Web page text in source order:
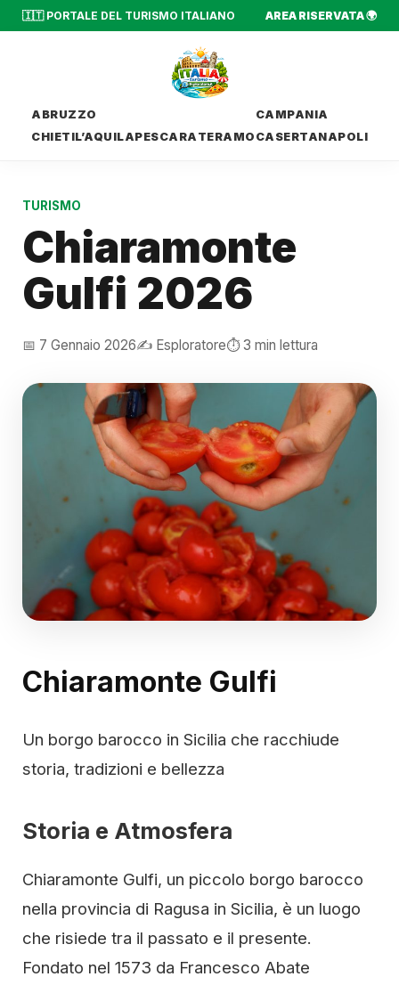
🇮🇹 PORTALE DEL TURISMO ITALIANO AREA RISERVATA 🌍
ABRUZZO
CHIETIL’AQUILAPESCARA TERAMO
CAMPANIA
CASERTANAPOLI
TURISMO
Chiaramonte
Gulfi 2026
📅 7 Gennaio 2026✍️ Esploratore⏱️ 3 min lettura
Chiaramonte Gulfi
Un borgo barocco in Sicilia che racchiude
storia, tradizioni e bellezza
Storia e Atmosfera
Chiaramonte Gulfi, un piccolo borgo barocco
nella provincia di Ragusa in Sicilia, è un luogo
che risiede tra il passato e il presente.
Fondato nel 1573 da Francesco Abate